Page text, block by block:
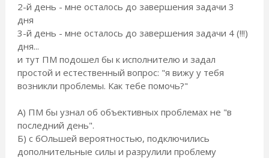
2-й день - мне осталось до завершения задачи 3
дня
3-й день - мне осталось до завершения задачи 4 (!!!)
дня...
и тут ПМ подошел бы к исполнителю и задал
простой и естественный вопрос: "я вижу у тебя
возникли проблемы. Как тебе помочь?"
А) ПМ бы узнал об объективных проблемах не "в
последний день".
Б) с бОльшей вероятностью, подключились
дополнительные силы и разрулили проблему